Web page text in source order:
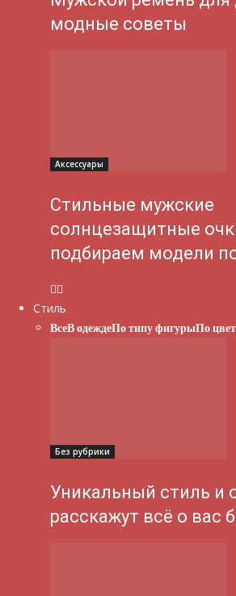
модные советы
Аксессуары
Стильные мужские
солнцезащитные
подбираем модели
Стиль
ВсеВ одеждеПо типу фигурыПо
Без рубрики
Уникальный стиль и
расскажут всё о вас